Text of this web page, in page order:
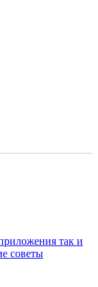
так и
советы